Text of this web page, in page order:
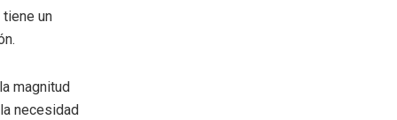
un
magnitud
necesidad